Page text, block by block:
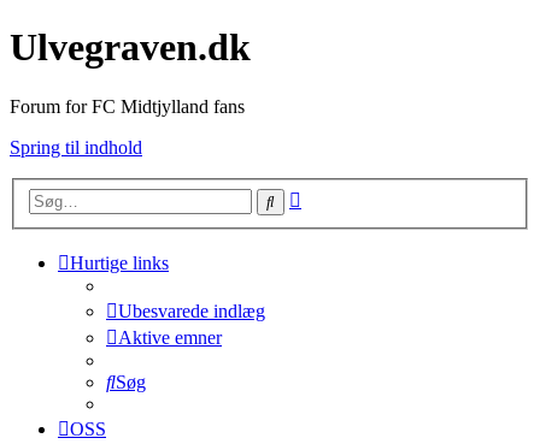
Ulvegraven.dk
Forum for FC Midtjylland fans
Spring til indhold
Søg
Hurtige links
Ubesvarede indlæg
Aktive emner
Søg
OSS